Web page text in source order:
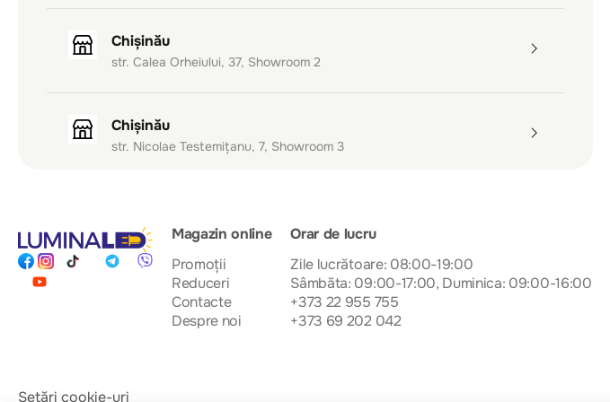
Chișinău
str. Calea Orheiului, 37, Showroom 2
Chișinău
str. Nicolae Testemițanu, 7, Showroom 3
Magazin online
Promoții
Reduceri
Contacte
Despre noi
Orar de lucru
Zile lucrătoare: 08:00-19:00
Sâmbăta: 09:00-17:00, Duminica: 09:00-16:00
+373 22 955 755
+373 69 202 042
Setări cookie-uri